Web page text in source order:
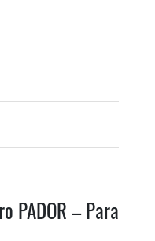
PADOR – Para